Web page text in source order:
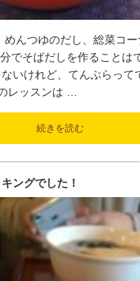
めんつゆのだし、総菜コ
でそばだしを作ることは
いけれど、てんぷらって
レッスンは …
続きを読む
ングでした！